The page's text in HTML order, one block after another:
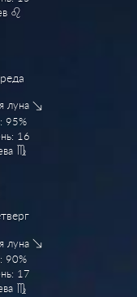
луна
95%
16
луна
90%
17